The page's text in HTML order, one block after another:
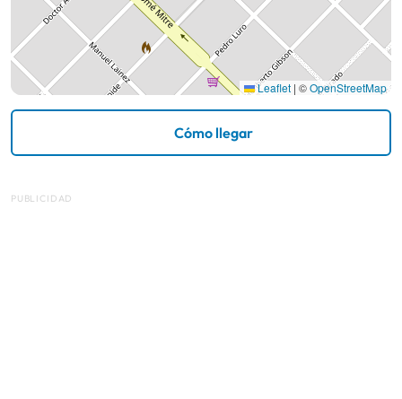
Leaflet | ©OpenStreetMap
Cómo llegar
PUBLICIDAD